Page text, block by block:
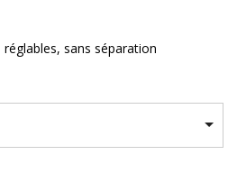
sans séparation